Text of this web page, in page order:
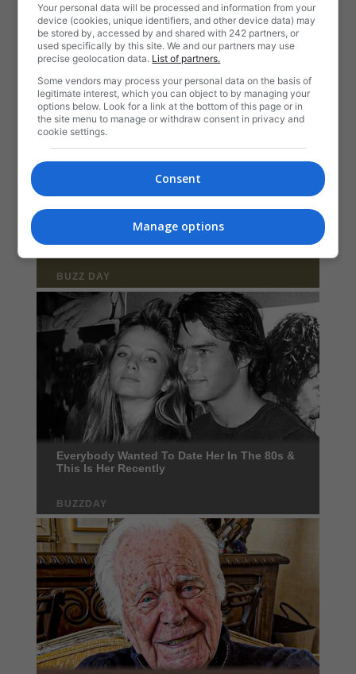
Your personal data will be processed and information from your
device (cookies, unique identifiers, and other device data) may
be stored by, accessed by and shared with 242 partners, or
used specifically by this site. We and our partners may use
precise geolocation data. List of partners.
Some vendors may process your personal data on the basis of
legitimate interest, which you can object to by managing your
options below. Look for a link at the bottom of this page or in
the site menu to manage or withdraw consent in privacy and
cookie settings.
Consent
Manage options